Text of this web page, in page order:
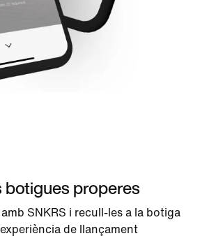
botigues properes
SNKRS i recull-les a la botiga
de llançament